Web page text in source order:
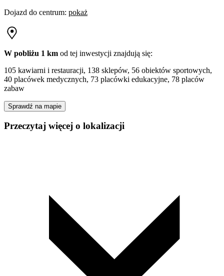
Dojazd do centrum: pokaż
W pobliżu 1 km od tej inwestycji znajdują się:
105 kawiarni i restauracji, 138 sklepów, 56 obiektów sportowych,
40 placówek medycznych, 73 placówki edukacyjne, 78 placów
zabaw
Sprawdź na mapie
Przeczytaj więcej o lokalizacji